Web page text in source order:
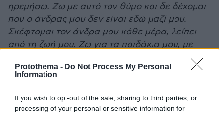
Protothema - Do Not Process My Personal
Information
If you wish to opt-out of the sale, sharing to third parties, or
processing of your personal or sensitive information for
ηρεμήσω. Ζω με αυτό τον θύμο και δε δέχομαι
που ο άνδρας μου δεν είναι εδώ μαζί μου.
Σκέφτομαι τον άνδρα μου κάθε μέρα, λείπει
από τη ζωή μου. Ζω για τα παιδάκια μου, με
κάνουν χαρούμενη αυτά και οι φίλοι μου. Θέλω
τον άνδρα μου πίσω. Ζω με αυτό το βάρος και
υπάρχουν χαρούμενες στιγμές στη ζωή μου. Τα
παιδιά μου γράφουνε ακόμα γράμματα στον